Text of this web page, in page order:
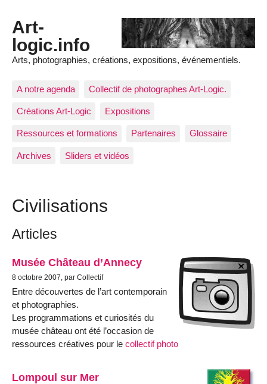
Art-
logic.info
Arts, photographies, créations, expositions, événementiels.
A notre agenda Collectif de photographes Art-Logic.
Créations Art-Logic Expositions
Ressources et formations Partenaires Glossaire
Archives Sliders et vidéos
Civilisations
Articles
Musée Château d’Annecy
8 octobre 2007, par Collectif
Entre découvertes de l’art contemporain
et photographies.
Les programmations et curiosités du
musée château ont été l’occasion de
ressources créatives pour le collectif photo
Lompoul sur Mer